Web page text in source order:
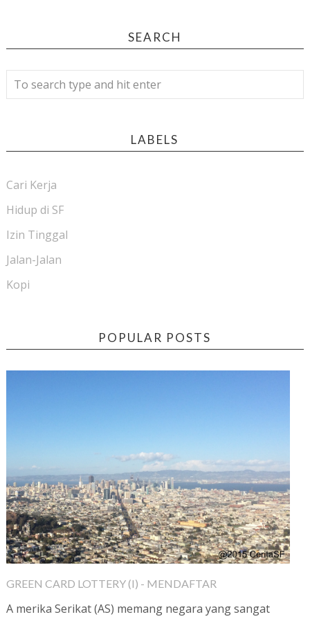
SEARCH
LABELS
Cari Kerja
Hidup di SF
Izin Tinggal
Jalan-Jalan
Kopi
POPULAR POSTS
GREEN CARD LOTTERY (I) - MENDAFTAR
A merika Serikat (AS) memang negara yang sangat